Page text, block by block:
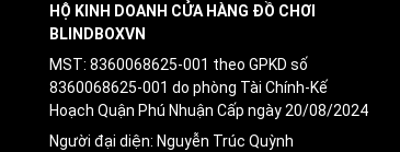
HỘ KINH DOANH CỬA HÀNG ĐỒ CHƠI
BLINDBOXVN
MST: 8360068625-001 theo GPKD số
8360068625-001 do phòng Tài Chính-Kế
Hoạch Quận Phú Nhuận Cấp ngày 20/08/2024
Người đại diện: Nguyễn Trúc Quỳnh